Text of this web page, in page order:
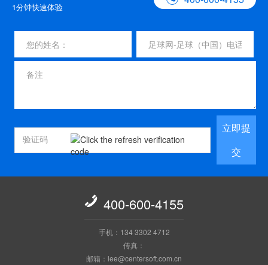
1分钟快速体验
立即提
交
 400-600-4155
手机：134 3302 4712
传真：
邮箱：lee@centersoft.com.cn